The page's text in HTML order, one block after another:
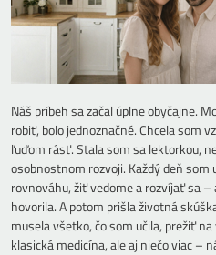
Náš príbeh sa začal úplne obyčajne.
robiť, bolo jednoznačné. Chcela som
ľuďom rásť. Stala som sa lektorkou,
osobnostnom rozvoji. Každý deň
rovnováhu, žiť vedome a rozvíjať sa –
hovorila. A potom prišla životná
musela všetko, čo som učila, prežiť
klasická medicína, ale aj niečo viac –